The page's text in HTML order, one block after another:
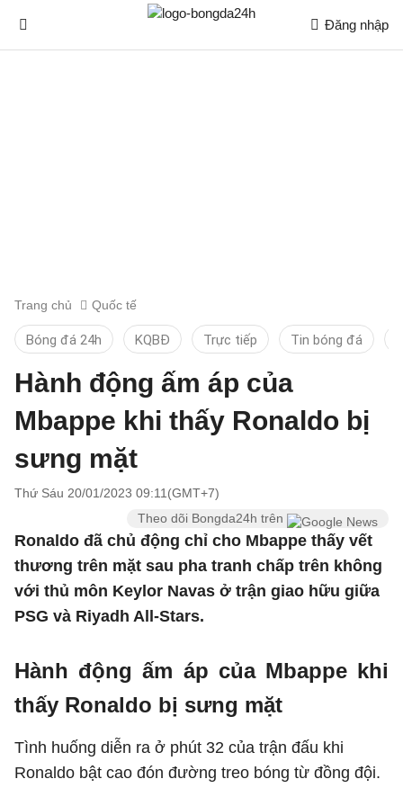
Đăng nhập
Trang chủ Quốc tế
Bóng đá 24h KQBĐ Trực tiếp Tin bóng đá
Hành động ấm áp của
Mbappe khi thấy Ronaldo bị
sưng mặt
Thứ Sáu 20/01/2023 09:11(GMT+7)
Theo dõi Bongda24h trên
Ronaldo đã chủ động chỉ cho Mbappe thấy vết
thương trên mặt sau pha tranh chấp trên không
với thủ môn Keylor Navas ở trận giao hữu giữa
PSG và Riyadh All-Stars.
Hành động ấm áp của Mbappe khi
thấy Ronaldo bị sưng mặt
Tình huống diễn ra ở phút 32 của trận đấu khi
Ronaldo bật cao đón đường treo bóng từ đồng đội.